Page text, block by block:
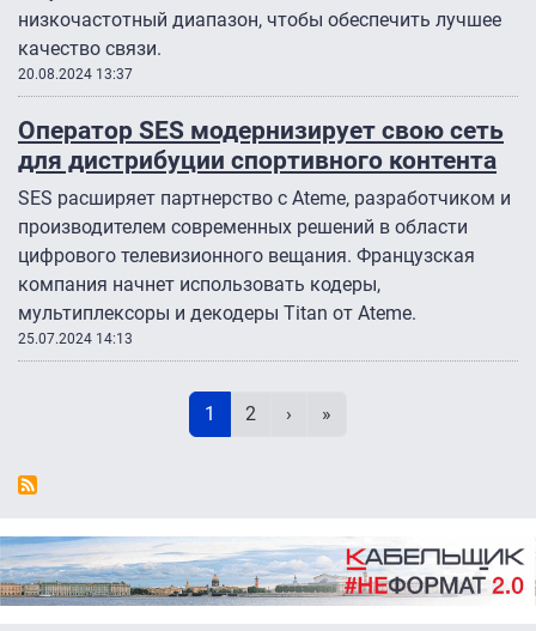
низкочастотный диапазон, чтобы обеспечить лучшее
качество связи.
20.08.2024 13:37
Оператор SES модернизирует свою сеть
для дистрибуции спортивного контента
SES расширяет партнерство с Ateme, разработчиком и
производителем современных решений в области
цифрового телевизионного вещания. Французская
компания начнет использовать кодеры,
мультиплексоры и декодеры Titan от Ateme.
25.07.2024 14:13
Текущая страница
1 Page
2 Следующая страница
› Последняя страница
»